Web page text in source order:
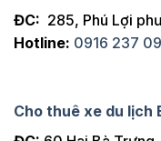
ĐC: 285, Phú Lợi
Hotline: 0916 237
Cho thuê xe du lịch